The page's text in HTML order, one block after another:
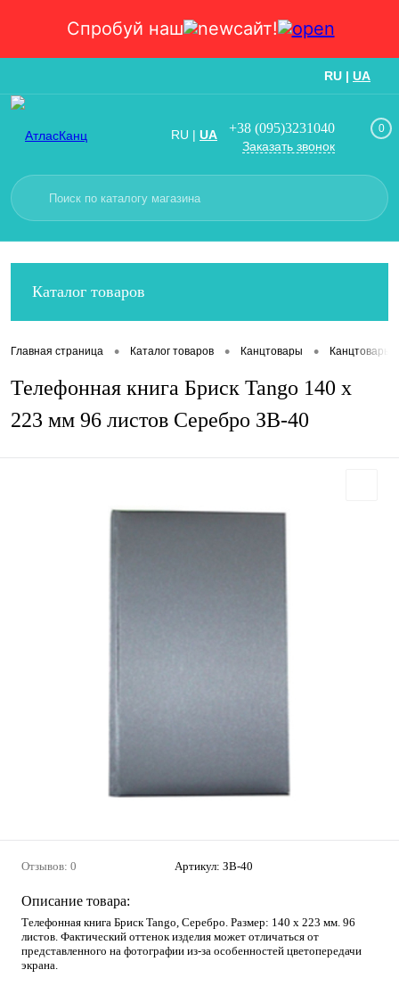
Спробуй наш сайт!
RU | UA
RU | UA +38 (095)3231040
Заказать звонок
0
Каталог товаров
Главная страница • Каталог товаров • Канцтовары • Канцтовары
Телефонная книга Бриск Tango 140 х
223 мм 96 листов Серебро ЗВ-40
Отзывов: 0 Артикул: ЗВ-40
Описание товара:
Телефонная книга Бриск Tango, Серебро. Размер: 140 х 223 мм. 96
листов. Фактический оттенок изделия может отличаться от
представленного на фотографии из-за особенностей цветопередачи
экрана.